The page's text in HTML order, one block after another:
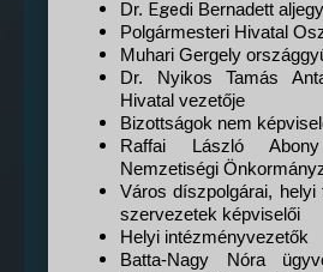
Dr. Egedi Bernadett
Polgármesteri Hivatal
Muhari Gergely
Dr. Nyikos Tamás
Hivatal vezetője
Bizottságok nem
Raffai László
Nemzetiségi
Város díszpolgárai, helyi
szervezetek képviselői
Helyi intézményvezetők
Batta-Nagy Nóra